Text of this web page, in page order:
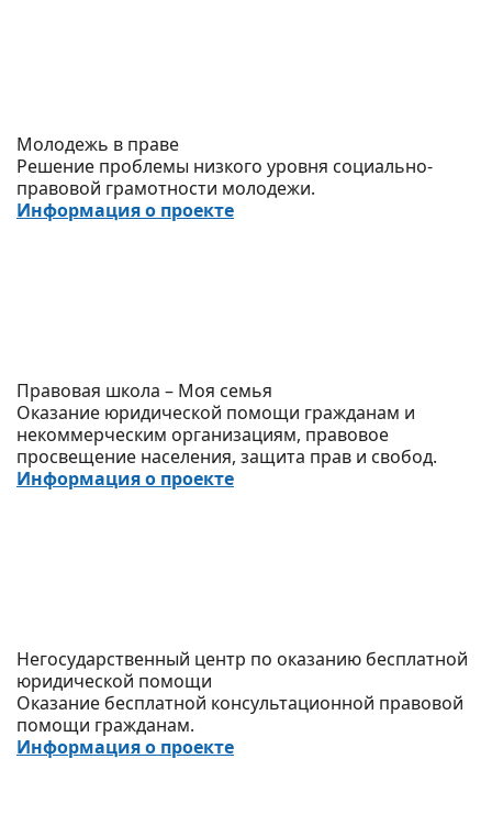
Молодежь в праве
Решение проблемы низкого уровня социально-
правовой грамотности молодежи.
Информация о проекте
Правовая школа – Моя семья
Оказание юридической помощи гражданам и
некоммерческим организациям, правовое
просвещение населения, защита прав и свобод.
Информация о проекте
Негосударственный центр по оказанию бесплатной
юридической помощи
Оказание бесплатной консультационной правовой
помощи гражданам.
Информация о проекте